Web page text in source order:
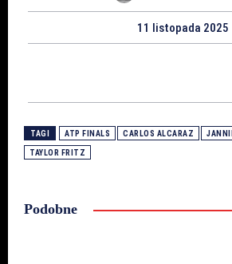
11 listopada 2025
TAGI ATP FINALS CARLOS ALCARAZ
TAYLOR FRITZ
Podobne